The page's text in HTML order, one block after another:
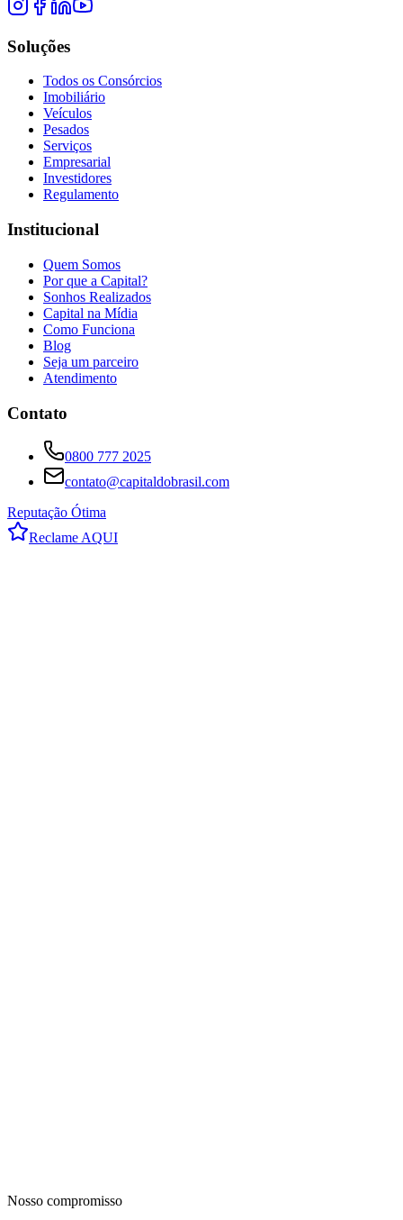
Soluções
Todos os Consórcios
Imobiliário
Veículos
Pesados
Serviços
Empresarial
Investidores
Regulamento
Institucional
Quem Somos
Por que a Capital?
Sonhos Realizados
Capital na Mídia
Como Funciona
Blog
Seja um parceiro
Atendimento
Contato
0800 777 2025
contato@capitaldobrasil.com
Reputação Ótima
Reclame AQUI
Nosso compromisso